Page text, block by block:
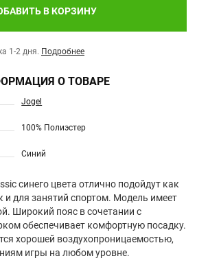
В КОРЗИНУ
1-2 дня. Подробнее
О ТОВАРЕ
Jogel
100% Полиэстер
Синий
синего цвета отлично подойдут как
и для занятий спортом. Модель имеет
Широкий пояс в сочетании с
обеспечивает комфортную посадку.
хорошей воздухопроницаемостью,
игры на любом уровне.